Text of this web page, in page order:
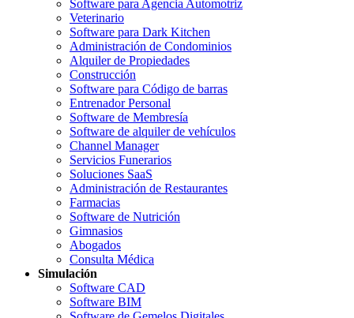
Software para Agencia Automotriz
Veterinario
Software para Dark Kitchen
Administración de Condominios
Alquiler de Propiedades
Construcción
Software para Código de barras
Entrenador Personal
Software de Membresía
Software de alquiler de vehículos
Channel Manager
Servicios Funerarios
Soluciones SaaS
Administración de Restaurantes
Farmacias
Software de Nutrición
Gimnasios
Abogados
Consulta Médica
Simulación
Software CAD
Software BIM